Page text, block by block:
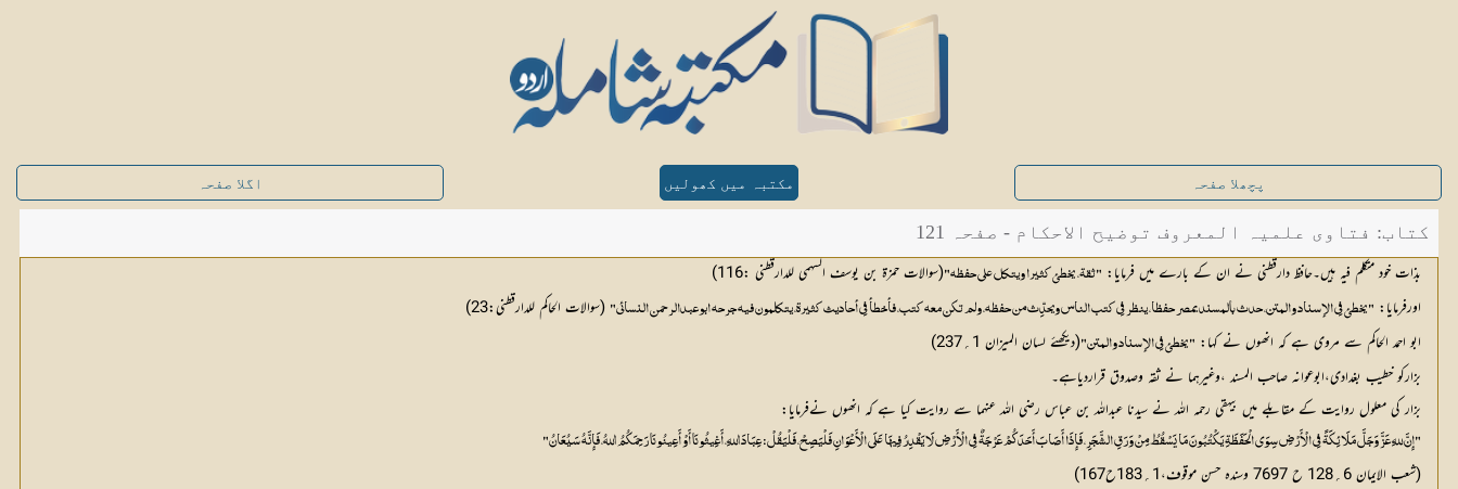
پچھلا صفحہ مکتبہ میں کھولیں اگلا صفحہ
کتاب: فتاوی علمیہ المعروف توضیح الاحکام - صفحہ 121
بذات خود متکلم فیہ ہیں۔حافظ دارقطنی نے ان کے بارے میں فرمایا: "ثقة، يخطئ كثيرا ويتكل على حفظه"(سوالات حمزۃ بن یوسف السہمی للدارقطنی :116)
اورفرمایا: "يخطئ فِي الإسناد والمتن، حدث بالمسند بمصر حفظا، ينظر فِي كتب الناس ويحدِّث من حفظه، ولم تكن معه كتب، فأخطأ فِي أحاديث كثيرة، يتكلمون فيه جرحه ابوعبدالرحمن النسائي" (سوالات الحاکم للدارقطنی:23)
ابو احمد الحاکم سے مروی ہے کہ انھوں نے کہا: "يخطئ فِي الإسناد والمتن"(دیکھئے لسان المیزان 1؍237)
بزارکو خطیب بغدادی،ابوعوانہ صاحب المسند ،وغیرہما نے ثقہ وصدوق قراردیاہے۔
بزار کی معلول روایت کے مقابلے میں بیہقی رحمہ اللہ نے سیدنا عبداللہ بن عباس رضی اللہ عنہما سے روایت کیا ہے کہ انھوں نےفرمایا:
"إِنَّ للهِ عَزَّ وَجَلَّ مَلَائِكَةً فِي الْأَرْضِ سِوَى الْحَفَظَةِ يَكْتُبُونَ مَا يَسْقُطُ مِنْ وَرَقِ الشَّجَرِ، فَإِذَا أَصَابَ أَحَدَكُمْ عَرْجَةٌ فِي الْأَرْضِ لَا يَقْدِرُ فِيهَا عَلَى الْأَعْوَانِ فَلْيَصِحْ، فَلْيَقُلْ: عِبَادَ اللهِ، أَغِيثُونَا أَوْ أَعِينُونَا رَحِمَكُمُ اللهُ، فَإِنَّهُ سَيُعَانُ"
(شعب الایمان 6؍128 ح 7697 وسندہ حسن موقوف،1؍183ح167)